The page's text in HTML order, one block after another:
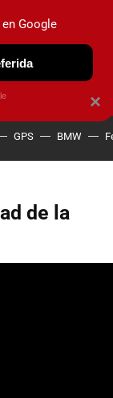
GPS BMW
de la
×
Google